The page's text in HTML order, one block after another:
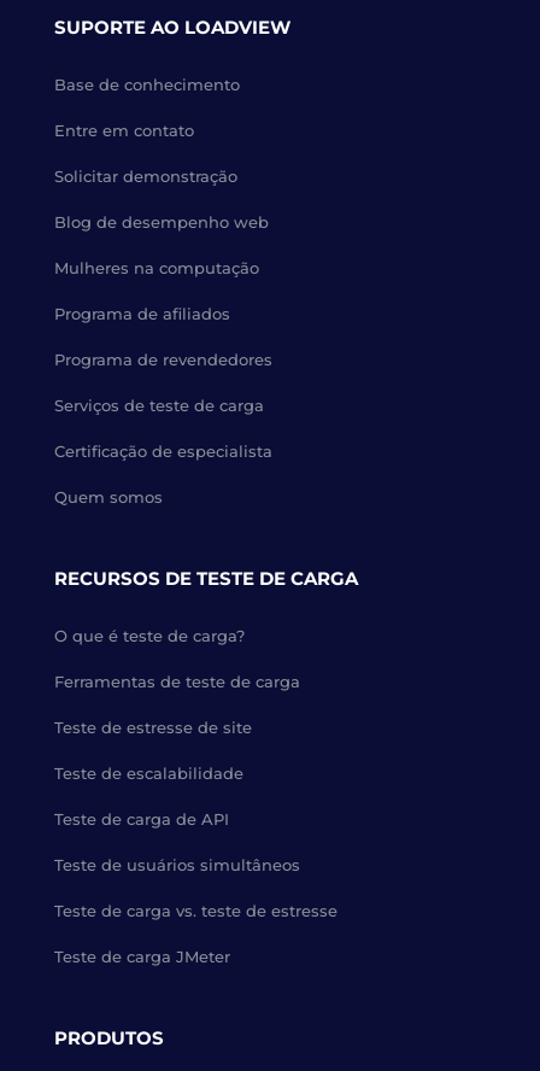
SUPORTE AO LOADVIEW
Base de conhecimento
Entre em contato
Solicitar demonstração
Blog de desempenho web
Mulheres na computação
Programa de afiliados
Programa de revendedores
Serviços de teste de carga
Certificação de especialista
Quem somos
RECURSOS DE TESTE DE CARGA
O que é teste de carga?
Ferramentas de teste de carga
Teste de estresse de site
Teste de escalabilidade
Teste de carga de API
Teste de usuários simultâneos
Teste de carga vs. teste de estresse
Teste de carga JMeter
PRODUTOS